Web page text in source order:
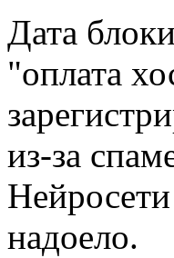
Дата
"оплата
из-за
надоело.